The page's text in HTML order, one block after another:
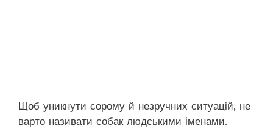
Щоб уникнути сорому й незручних ситуацій, не
варто називати собак людськими іменами.